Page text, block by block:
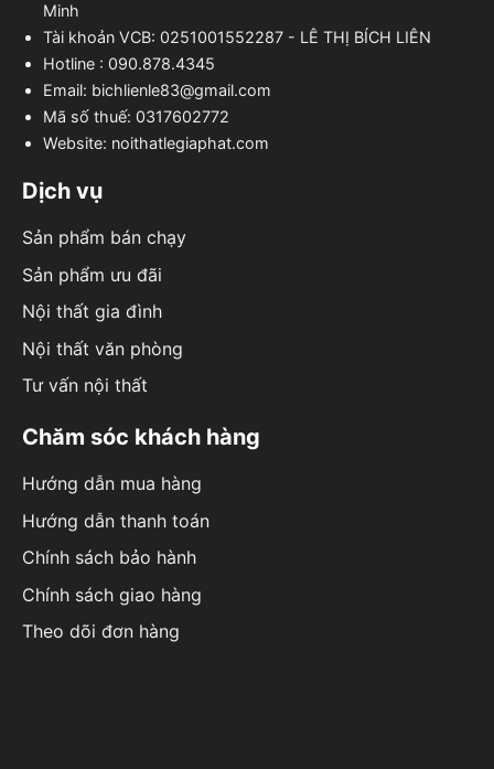
Minh
Tài khoản VCB: 0251001552287 - LÊ THỊ BÍCH LIÊN
Hotline : 090.878.4345
Email: bichlienle83@gmail.com
Mã số thuế: 0317602772
Website: noithatlegiaphat.com
Dịch vụ
Sản phẩm bán chạy
Sản phẩm ưu đãi
Nội thất gia đình
Nội thất văn phòng
Tư vấn nội thất
Chăm sóc khách hàng
Hướng dẫn mua hàng
Hướng dẫn thanh toán
Chính sách bảo hành
Chính sách giao hàng
Theo dõi đơn hàng